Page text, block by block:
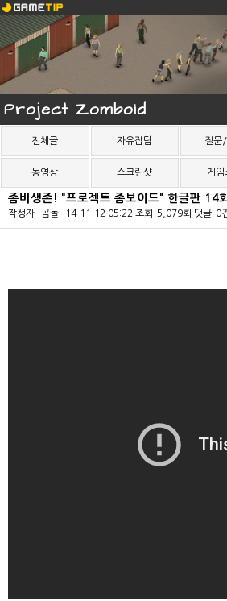
Project Zomboid
전체글 자유잡담 질문
동영상 스크린샷 게임
좀비생존! "프로젝트 좀보이드" 한글판 14
작성자 곰돌 14-11-12 05:22 조회 5,079회 댓글 0